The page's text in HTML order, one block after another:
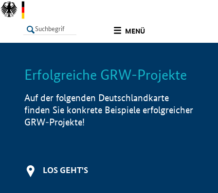
MENÜ
LISTE Info
Erfolgreiche GRW-Projekte
Auf der folgenden Deutschlandkarte
finden Sie konkrete Beispiele erfolgreicher
GRW-Projekte!
LOS GEHT'S